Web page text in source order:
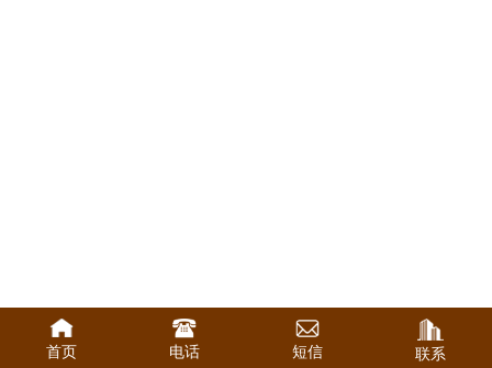
首页 电话 短信 联系